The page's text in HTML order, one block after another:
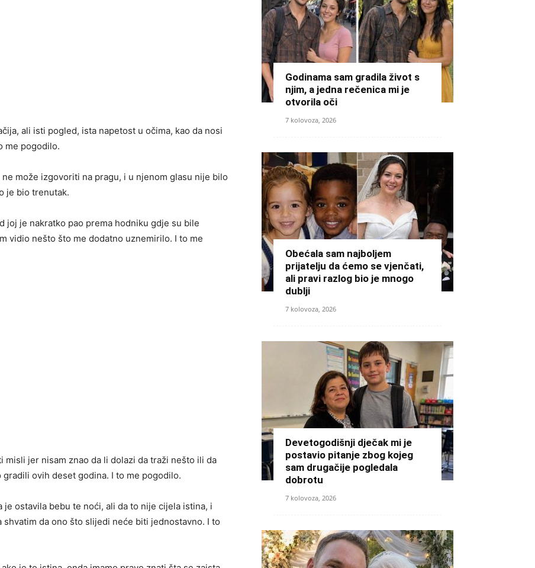
ali isti pogled, ista napetost u očima, kao da nosi
me pogodilo.
može izgovoriti na pragu, i u njenom glasu nije bilo
je bio trenutak.
joj je nakratko pao prema hodniku gdje su bile
vidio nešto što me dodatno uznemirilo. I to me
misli jer nisam znao da li dolazi da traži nešto ili da
ovih deset godina. I to me pogodilo.
ostavila bebu te noći, ali da to nije cijela istina, i
da ono što slijedi neće biti jednostavno. I to
Godinama sam gradila život s
njim, a jedna rečenica mi je
otvorila oči
7 kolovoza, 2026
Obećala sam najboljem
prijatelju da ćemo se vjenčati,
ali pravi razlog bio je mnogo
dublji
7 kolovoza, 2026
Devetogodišnji dječak mi je
postavio pitanje zbog kojeg
sam drugačije pogledala
dobrotu
7 kolovoza, 2026